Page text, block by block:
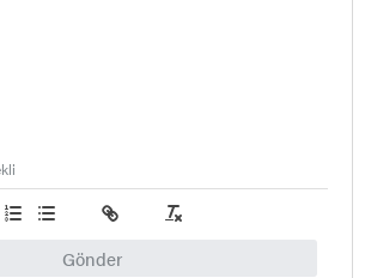
Gönder